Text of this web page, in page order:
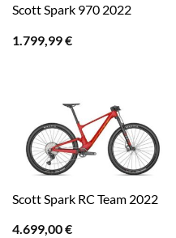
Scott Spark 970 2022
1.799,99€
Scott Spark RC Team 2022
4.699,00€